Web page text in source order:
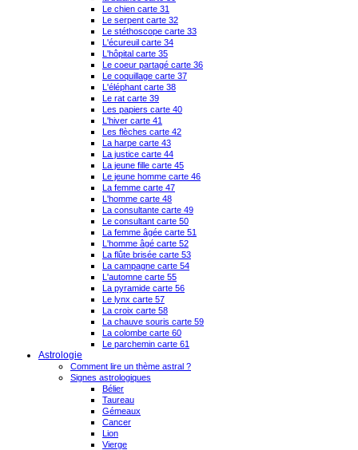
Le chien carte 31
Le serpent carte 32
Le stéthoscope carte 33
L'écureuil carte 34
L'hôpital carte 35
Le coeur partagé carte 36
Le coquillage carte 37
L'éléphant carte 38
Le rat carte 39
Les papiers carte 40
L'hiver carte 41
Les flèches carte 42
La harpe carte 43
La justice carte 44
La jeune fille carte 45
Le jeune homme carte 46
La femme carte 47
L'homme carte 48
La consultante carte 49
Le consultant carte 50
La femme âgée carte 51
L'homme âgé carte 52
La flûte brisée carte 53
La campagne carte 54
L'automne carte 55
La pyramide carte 56
Le lynx carte 57
La croix carte 58
La chauve souris carte 59
La colombe carte 60
Le parchemin carte 61
Astrologie
Comment lire un thème astral ?
Signes astrologiques
Bélier
Taureau
Gémeaux
Cancer
Lion
Vierge